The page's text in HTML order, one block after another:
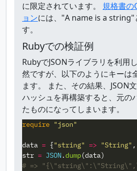
に限定されています。 規格書
ョンには、"A name is a string"
す。
Rubyでの検証例
RubyでJSONライブラリを利用
然ですが、以下のようにキーは
ます。 また、その結果、JSON
ハッシュを再構築すると、元の
たものになってしまいます。
require "json"
data = {"string" => "String" ,
str = JSON.dump(data)
# =>